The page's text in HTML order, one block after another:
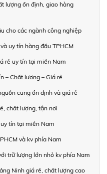
lượng ổn định, giao hàng
cho các ngành công nghiệp
uy tín hàng đầu TPHCM
rẻ uy tín tại miền Nam
– Chất lượng – Giá rẻ
cung ổn định và giá rẻ
chất lượng, tận nơi
tín tại miền Nam
và kv phía Nam
trữ lượng lớn nhỏ kv phía Nam
Ninh giá rẻ, chất lượng cao